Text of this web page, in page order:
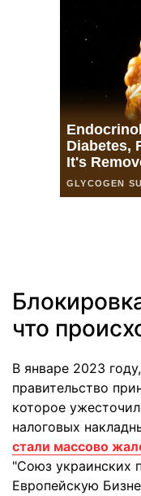
что
В январе 2023
правительство
которое
налоговых
стали массово
"Союз украинских
Европейскую